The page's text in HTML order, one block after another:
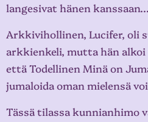
langesivat hänen
Arkkivihollinen, Lucifer, oli
arkkienkeli, mutta hän
että Todellinen Minä on
jumaloida oman mielensä
Tässä tilassa kunnianhimo